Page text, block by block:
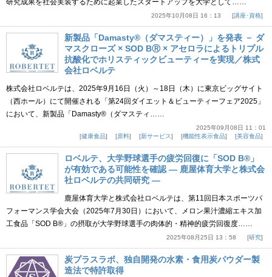
研究成果を社会実装するために起業したスタートアップを大学として……
2025年10月08日 16：13 講座･資格
新製品「Damasty®（ダマスティー）」を発表 － ダ
マスクローズ × SOD BⓇ × アセロラによるトリプル
抗酸化でホリスティックビューティーを実現／株式
会社ロベルテ
株式会社ロベルテは、2025年9月16日（火）～18日（木）に東京ビッグサイト
（西ホール）にて開催される「第24回ダイエット＆ビューティーフェア2025」
において、新製品「Damasty®（ダマスティ……
2025年09月08日 11：01
健康食品
原料 新サービス 機能性表示食品 美容食品
ロベルテ、大学野球選手の疲労回復に「SOD B®」
が有効である可能性を確認 ― 鹿屋体育大学と株式会
社ロベルテの共同研究 ―
鹿屋体育大学と株式会社ロベルテは、第11回日本スポーツパ
フォーマンス学会大会（2025年7月30日）において、メロン果汁濃縮エキス加
工食品「SOD B®」の摂取が大学野球選手の肉体的・精神的疲労回復度……
2025年08月25日 13：58 研究
炭プラスラボ、独自開発の水素・食用炭パウダー製
造法で特許取得